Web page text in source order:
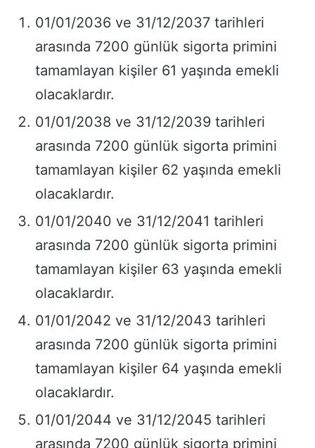
01/01/2036 ve 31/12/2037 tarihleri
arasında 7200 günlük sigorta primini
tamamlayan kişiler 61 yaşında emekli
olacaklardır.
01/01/2038 ve 31/12/2039 tarihleri
arasında 7200 günlük sigorta primini
tamamlayan kişiler 62 yaşında emekli
olacaklardır.
01/01/2040 ve 31/12/2041 tarihleri
arasında 7200 günlük sigorta primini
tamamlayan kişiler 63 yaşında emekli
olacaklardır.
01/01/2042 ve 31/12/2043 tarihleri
arasında 7200 günlük sigorta primini
tamamlayan kişiler 64 yaşında emekli
olacaklardır.
01/01/2044 ve 31/12/2045 tarihleri
arasında 7200 günlük sigorta primini